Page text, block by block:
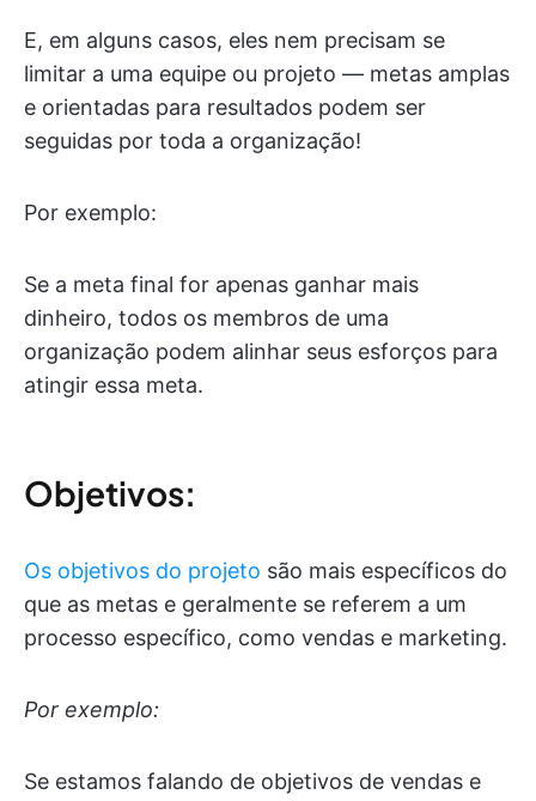
E, em alguns casos, eles nem precisam se
limitar a uma equipe ou projeto — metas amplas
e orientadas para resultados podem ser
seguidas por toda a organização!
Por exemplo:
Se a meta final for apenas ganhar mais
dinheiro, todos os membros de uma
organização podem alinhar seus esforços para
atingir essa meta.
Objetivos:
Os objetivos do projeto são mais específicos do
que as metas e geralmente se referem a um
processo específico, como vendas e marketing.
Por exemplo:
Se estamos falando de objetivos de vendas e